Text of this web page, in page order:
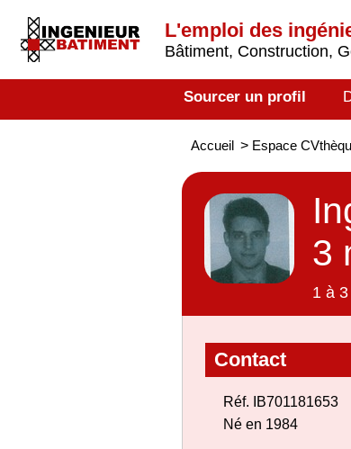
L'emploi des
Bâtiment, Construction,
Sourcer un profil
Accueil > Espace
3
1 à
Contact
Réf. IB701181653
Né en 1984